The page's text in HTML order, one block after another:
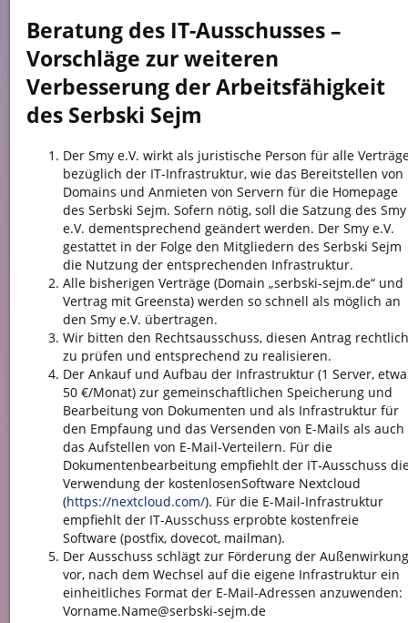
Beratung des IT-Ausschusses –
Vorschläge zur weiteren
Verbesserung der Arbeitsfähigkeit
des Serbski Sejm
Der Smy e.V. wirkt als juristische Person für alle
bezüglich der IT-Infrastruktur, wie das Bereitstellen von
Domains und Anmieten von Servern für die Homepage
des Serbski Sejm. Sofern nötig, soll die Satzung des Smy
e.V. dementsprechend geändert werden. Der Smy e.V.
gestattet in der Folge den Mitgliedern des Serbski Sejm
die Nutzung der entsprechenden Infrastruktur.
Alle bisherigen Verträge (Domain „serbski-sejm.de“ und
Vertrag mit Greensta) werden so schnell als möglich an
den Smy e.V. übertragen.
Wir bitten den Rechtsausschuss, diesen Antrag rechtlich
zu prüfen und entsprechend zu realisieren.
Der Ankauf und Aufbau der Infrastruktur (1 Server, etwa
50 €/Monat) zur gemeinschaftlichen Speicherung und
Bearbeitung von Dokumenten und als Infrastruktur für
den Empfaung und das Versenden von E-Mails als auch
das Aufstellen von E-Mail-Verteilern. Für die
Dokumentenbearbeitung empfiehlt der IT-Ausschuss
Verwendung der kostenlosenSoftware Nextcloud
(https://nextcloud.com/). Für die E-Mail-Infrastruktur
empfiehlt der IT-Ausschuss erprobte kostenfreie
Software (postfix, dovecot, mailman).
Der Ausschuss schlägt zur Förderung der Außenwirkung
vor, nach dem Wechsel auf die eigene Infrastruktur ein
einheitliches Format der E-Mail-Adressen anzuwenden:
Vorname.Name@serbski-sejm.de